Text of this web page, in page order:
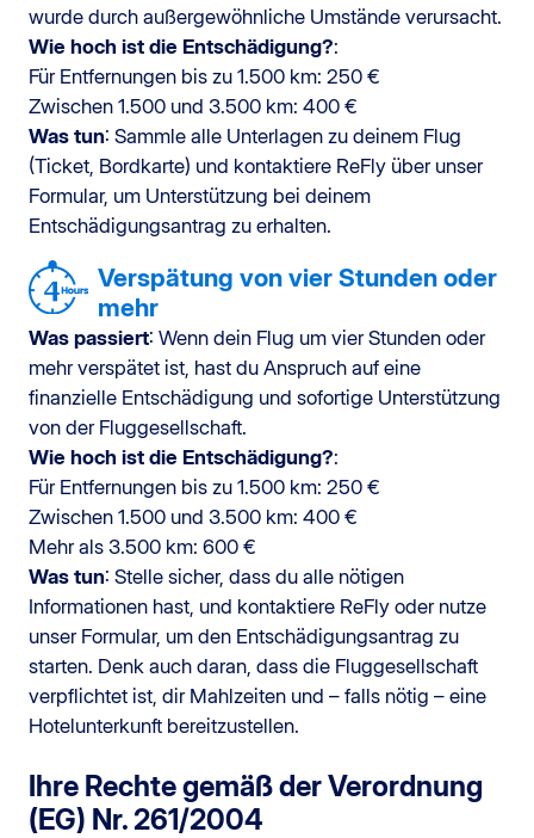
wurde durch außergewöhnliche Umstände verursacht.
Wie hoch ist die Entschädigung?:
Für Entfernungen bis zu 1.500 km: 250 €
Zwischen 1.500 und 3.500 km: 400 €
Was tun: Sammle alle Unterlagen zu deinem Flug
(Ticket, Bordkarte) und kontaktiere ReFly über unser
Formular, um Unterstützung bei deinem
Entschädigungsantrag zu erhalten.
Verspätung von vier Stunden oder
mehr
Was passiert: Wenn dein Flug um vier Stunden oder
mehr verspätet ist, hast du Anspruch auf eine
finanzielle Entschädigung und sofortige Unterstützung
von der Fluggesellschaft.
Wie hoch ist die Entschädigung?:
Für Entfernungen bis zu 1.500 km: 250 €
Zwischen 1.500 und 3.500 km: 400 €
Mehr als 3.500 km: 600 €
Was tun: Stelle sicher, dass du alle nötigen
Informationen hast, und kontaktiere ReFly oder nutze
unser Formular, um den Entschädigungsantrag zu
starten. Denk auch daran, dass die Fluggesellschaft
verpflichtet ist, dir Mahlzeiten und – falls nötig – eine
Hotelunterkunft bereitzustellen.
Ihre Rechte gemäß der Verordnung
(EG) Nr. 261/2004